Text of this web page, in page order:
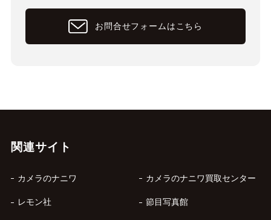
お問合せフォームはこちら
関連サイト
カメラのナニワ カメラのナニワ買取センター
レモン社 節目写真館